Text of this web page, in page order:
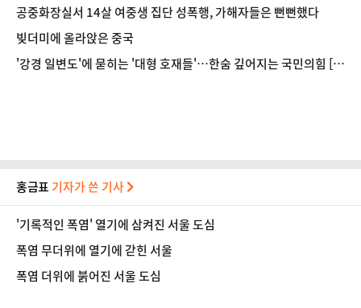
공중화장실서 14살 여중생 집단 성폭행, 가해자들은 뻔뻔했다
빚더미에 올라앉은 중국
'강경 일변도'에 묻히는 '대형 호재들'…한숨 깊어지는 국민의힘 [정
홍금표 기자가 쓴 기사
'기록적인 폭염' 열기에 삼켜진 서울 도심
폭염 무더위에 열기에 갇힌 서울
폭염 더위에 붉어진 서울 도심